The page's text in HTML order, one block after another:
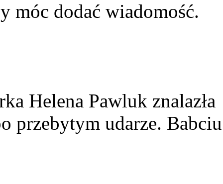
móc dodać wiadomość.
Helena Pawluk znalazła
przebytym udarze. Babciu